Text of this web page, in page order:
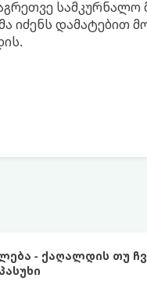
სამკურნალო
იძენს დამატებით
- ქაღალდის თუ